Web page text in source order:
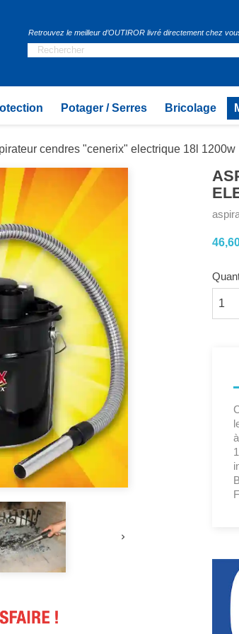
Retrouvez le meilleur d’OUTIROR livré directement chez
Potager / Serres Bricolage
cendres "cenerix" electrique 18l 1200w
